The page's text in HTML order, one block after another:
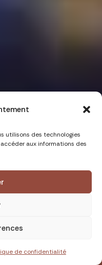
utilisons des technologies
aux informations des
de confidentialité
:
: 3-5 pers.